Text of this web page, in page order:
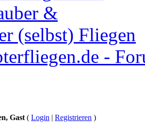
-
Gast ( Login | Registrieren )